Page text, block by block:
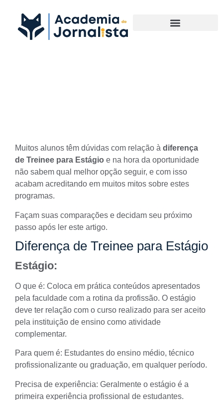
Muitos alunos têm dúvidas com relação à diferença
de Treinee para Estágio e na hora da oportunidade
não sabem qual melhor opção seguir, e com isso
acabam acreditando em muitos mitos sobre estes
programas.
Façam suas comparações e decidam seu próximo
passo após ler este artigo.
Diferença de Treinee para Estágio
Estágio:
O que é: Coloca em prática conteúdos apresentados
pela faculdade com a rotina da profissão. O estágio
deve ter relação com o curso realizado para ser aceito
pela instituição de ensino como atividade
complementar.
Para quem é: Estudantes do ensino médio, técnico
profissionalizante ou graduação, em qualquer período.
Precisa de experiência: Geralmente o estágio é a
primeira experiência profissional de estudantes.